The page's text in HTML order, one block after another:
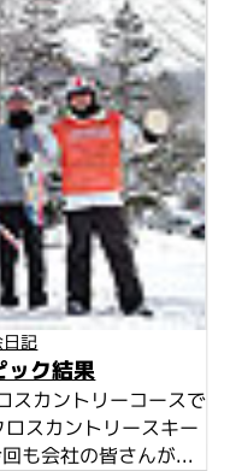
日記
ック結果
スカントリーコースで
スカントリースキー
も会社の皆さんが...